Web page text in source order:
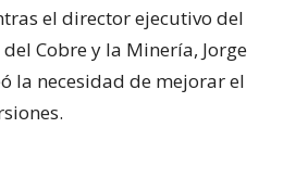
el director ejecutivo del
Cobre y la Minería, Jorge
la necesidad de mejorar el